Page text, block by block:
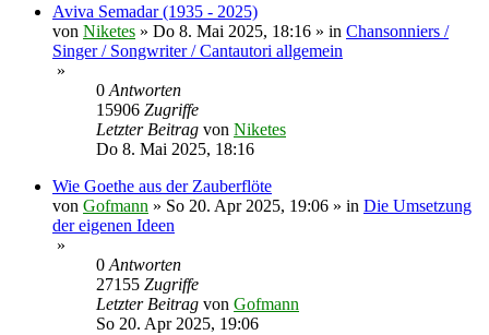
Aviva Semadar (1935 - 2025)
von Niketes » Do 8. Mai 2025, 18:16 » in Chansonniers /
Singer / Songwriter / Cantautori allgemein
»
0Antworten
15906 Zugriffe
Letzter Beitrag von Niketes
Do 8. Mai 2025, 18:16
Wie Goethe aus der Zauberflöte
von Gofmann » So 20. Apr 2025, 19:06 » in Die Umsetzung
der eigenen Ideen
»
0Antworten
27155 Zugriffe
Letzter Beitrag von Gofmann
So 20. Apr 2025, 19:06